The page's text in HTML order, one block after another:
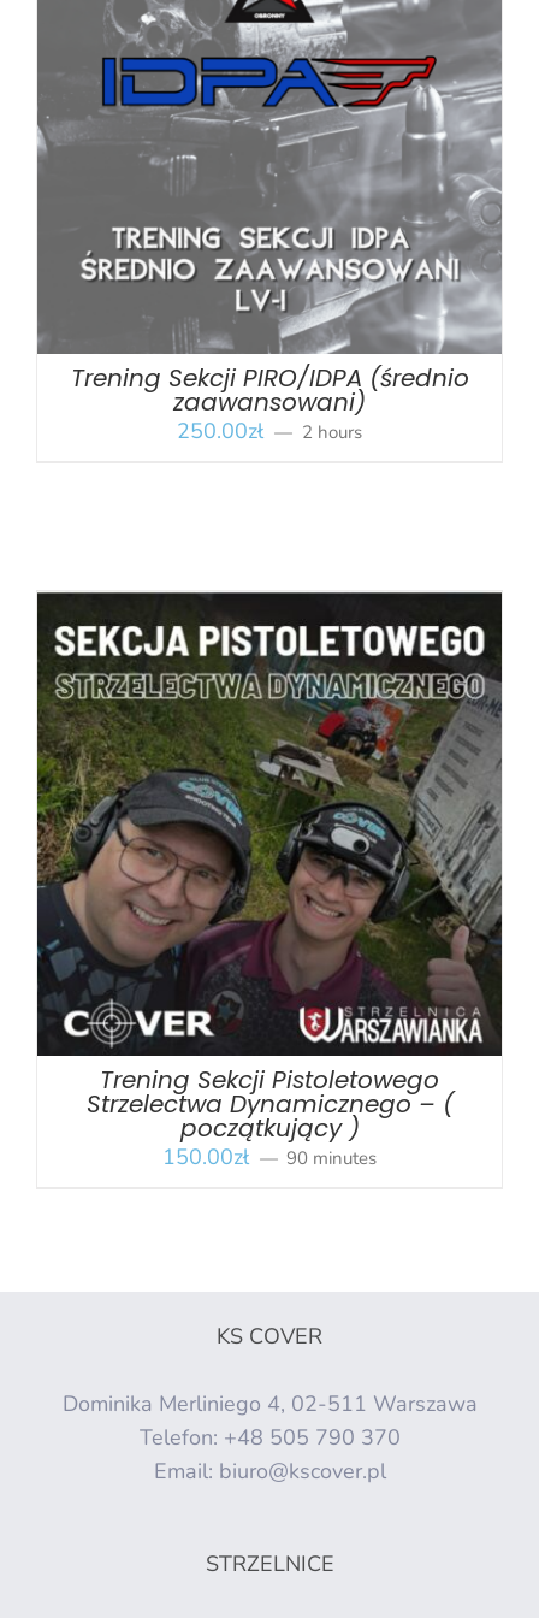
BOOK / SZCZEGÓŁY
Trening Sekcji PIRO/IDPA (średnio
zaawansowani)
250.00zł 2 hours
BOOK / SZCZEGÓŁY
Trening Sekcji Pistoletowego
Strzelectwa Dynamicznego – (
początkujący )
150.00zł 90 minutes
KS COVER
Dominika Merliniego 4, 02-511 Warszawa
Telefon: +48 505 790 370
Email: biuro@kscover.pl
STRZELNICE